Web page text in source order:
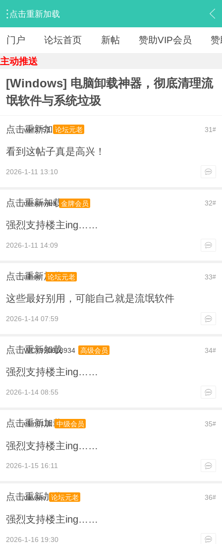
点击重新加载
› 【 资源区 】 › 『精品软件』 › 内容
门户 论坛首页 新帖 赞助VIP会员 赞
主动推送
[Windows] 电脑卸载神器，彻底清理流
氓软件与系统垃圾
点击重新加载 31#
wxf3753 论坛元老
看到这帖子真是高兴！
2026-1-11 13:10
点击重新加载 32#
dreamwell 金牌会员
强烈支持楼主ing……
2026-1-11 14:09
点击重新加载 33#
aiheel 论坛元老
这些最好别用，可能自己就是流氓软件
2026-1-14 07:59
点击重新加载 34#
WCY990618934 高级会员
强烈支持楼主ing……
2026-1-14 08:55
点击重新加载 35#
ekin911lt 中级会员
强烈支持楼主ing……
2026-1-15 16:11
点击重新加载 36#
davilee 论坛元老
强烈支持楼主ing……
2026-1-16 19:30